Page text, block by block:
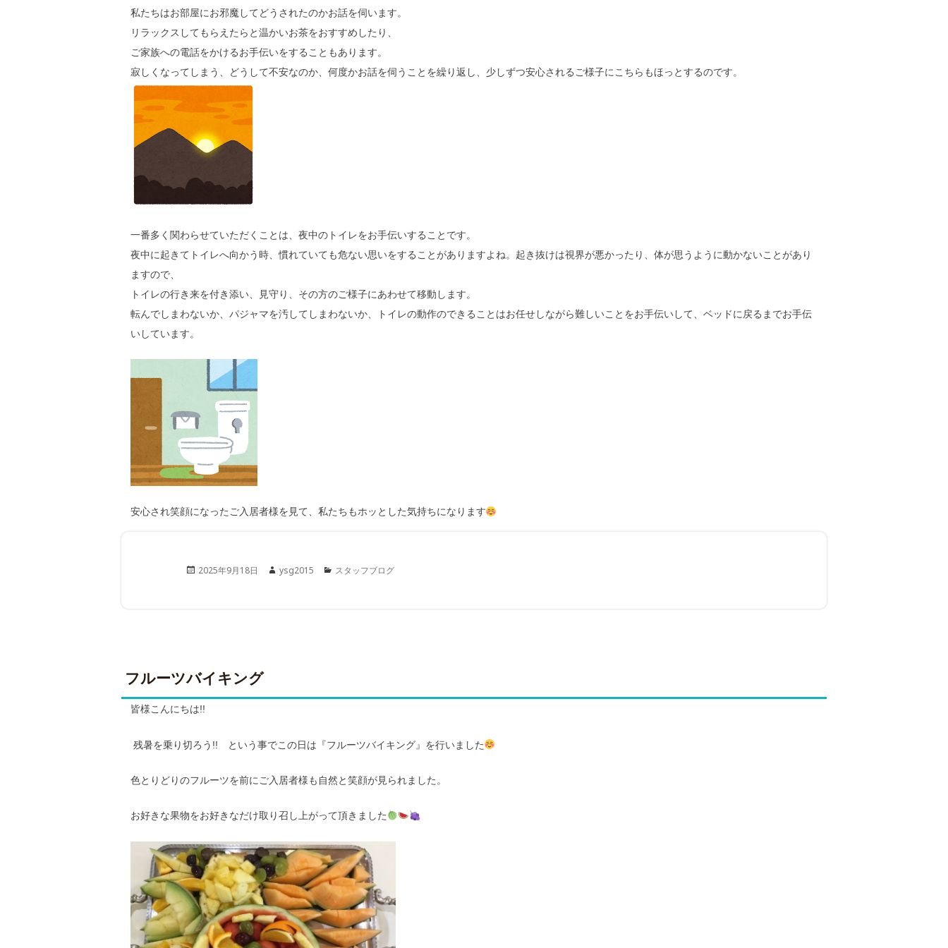
私たちはお部屋にお邪魔してどうされたのかお話を伺います。
リラックスしてもらえたらと温かいお茶をおすすめしたり、
ご家族への電話をかけるお手伝いをすることもあります。
寂しくなってしまう、どうして不安なのか、何度かお話を伺うことを繰り返し、少しずつ安心されるご様子にこちらもほっとするのです。
一番多く関わらせていただくことは、夜中のトイレをお手伝いすることです。
夜中に起きてトイレへ向かう時、慣れていても危ない思いをすることがありますよね。起き抜けは視界が悪かったり、体が思うように動かないことがあり
ますので、
トイレの行き来を付き添い、見守り、その方のご様子にあわせて移動します。
転んでしまわないか、パジャマを汚してしまわないか、トイレの動作のできることはお任せしながら難しいことをお手伝いして、ベッドに戻るまでお手伝
いしています。
安心され笑顔になったご入居者様を見て、私たちもホッとした気持ちになります
Posted
2025年9月18日 Author
ysg2015 Categories
スタッフブログ
フルーツバイキング
皆様こんにちは!!
残暑を乗り切ろう!! という事でこの日は『フルーツバイキング』を行いました
色とりどりのフルーツを前にご入居者様も自然と笑顔が見られました。
お好きな果物をお好きなだけ取り召し上がって頂きました